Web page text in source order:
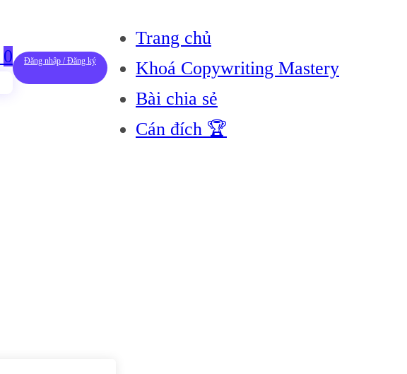
0 Đăng nhập / Đăng ký
Trang chủ
Khoá Copywriting Mastery
Bài chia sẻ
Cán đích 🏆